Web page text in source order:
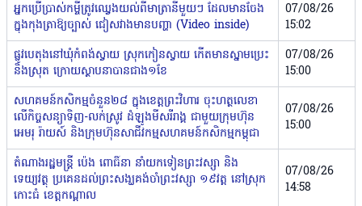
អ្នក​​ប្រើប្រាស់កម្ចី​ត្រូវឈ្វេងយល់ពីមាត្រានីមួយៗ ដែលមានចែង
ក្នុងកុងត្រាឱ្យច្បាស់​​ ជៀសវាងមានបញ្ហា (Video inside)
07/08/26
15:02
ផ្លូវបេតុងនៅឃុំកំពង់ស្វាយ ស្រុកកៀនស្វាយ កើតមានស្នាមប្រេះ
និងស្រុត ក្រោយស្ថាបនាបានជាង១ខែ
07/08/26
15:00
សហគមន៍កសិកម្មចំនួន២៨ ក្នុងខេត្តព្រះវិហារ ចុះហត្ថលេខា
លើកិច្ចសន្យាទិញ-លក់ស្រូវ ដំឡូងមីសរីរាង្គ ជាមួយក្រុមហ៊ុន
អេមរុ រ៉ាយស៍ និងក្រុមហ៊ុនសាជីវកម្មសហគមន៍កសិកម្មកម្ពុជា
07/08/26
15:00
តំណាងរដ្ឋមន្រ្តី ប៉េង ពោធិ៍នា នាំយកទៀនព្រះវស្សា និង
ទេយ្យវត្ថុ ប្រគេនដល់ព្រះសង្ឃ​គង់ចាំព្រះវស្សា ១៩វត្ត នៅស្រុក
កោះធំ ខេត្តកណ្តាល
07/08/26
14:58